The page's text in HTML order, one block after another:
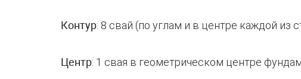
Контур: 8 свай (по углам и в центре каждой из
Центр: 1 свая в геометрическом центре